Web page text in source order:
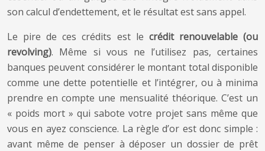
son calcul d’endettement, et le résultat est sans appel.
Le pire de ces crédits est le crédit renouvelable (ou
revolving). Même si vous ne l’utilisez pas, certaines
banques peuvent considérer le montant total disponible
comme une dette potentielle et l’intégrer, ou à minima
prendre en compte une mensualité théorique. C’est un
« poids mort » qui sabote votre projet sans même que
vous en ayez conscience. La règle d’or est donc simple :
avant même de penser à déposer un dossier de prêt